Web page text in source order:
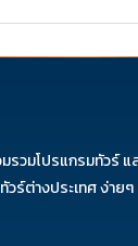
รวมโปรแกรมทัวร์
วร์ต่างประเทศ ง่ายๆ